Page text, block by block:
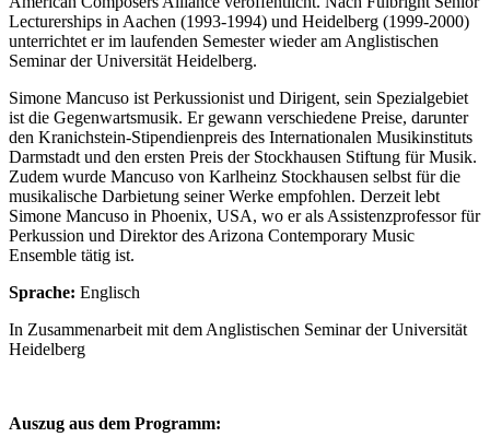
Lecturerships in Aachen (1993-1994) und Heidelberg (1999-2000)
unterrichtet er im laufenden Semester wieder am Anglistischen
Seminar der Universität Heidelberg.
Simone Mancuso ist Perkussionist und Dirigent, sein Spezialgebiet
ist die Gegenwartsmusik. Er gewann verschiedene Preise, darunter
den Kranichstein-Stipendienpreis des Internationalen Musikinstituts
Darmstadt und den ersten Preis der Stockhausen Stiftung für Musik.
Zudem wurde Mancuso von Karlheinz Stockhausen selbst für die
musikalische Darbietung seiner Werke empfohlen. Derzeit lebt
Simone Mancuso in Phoenix, USA, wo er als Assistenzprofessor für
Perkussion und Direktor des Arizona Contemporary Music
Ensemble tätig ist.
Sprache: Englisch
In Zusammenarbeit mit dem Anglistischen Seminar der Universität
Heidelberg
Auszug aus dem Programm: